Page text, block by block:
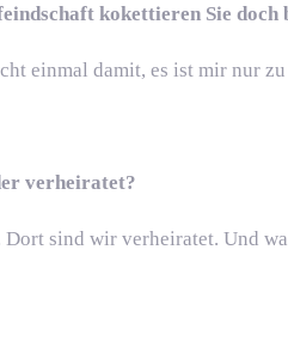
kokettieren Sie
einmal damit, es ist mir nur
verheiratet?
sind wir verheiratet. Und